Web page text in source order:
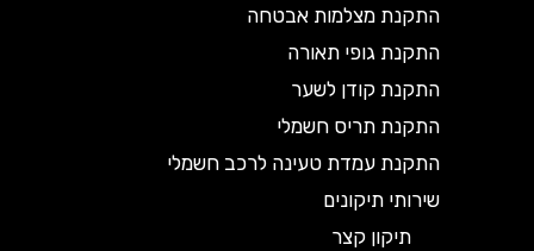
התקנת מצלמות אבטחה
התקנת גופי תאורה
התקנת קודן לשער
התקנת תריס חשמלי
התקנת עמדת טעינה לרכב חשמלי
שירותי תיקונים
תיקון קצר